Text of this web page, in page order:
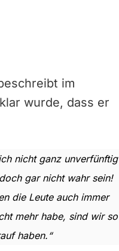
im
wurde, dass er
nicht ganz unverfünftig
gar nicht wahr sein!
die Leute auch immer
mehr habe, sind wir so
haben.“